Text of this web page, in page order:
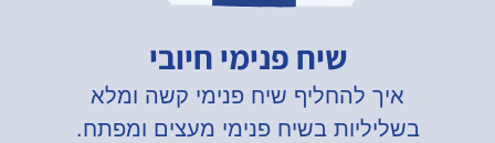
שיח פנימי חיובי
איך להחליף שיח פנימי קשה ומלא
בשליליות בשיח פנימי מעצים ומפתח.